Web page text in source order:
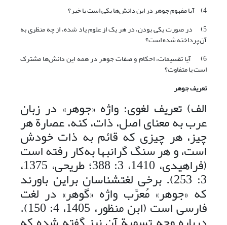
4) آیا مفهوم جوهر در این دانش‌ها یکی است یا خیر؟
5) در صورت یکی بودن، در هر یک از علوم یاد شده، از چه منظری به
آن پرداخته شده است؟
6) آیا تقسیمات، احکام و صفات جوهر در همه این دانش‌ها مشترک
است یا متفاوت؟
تعریف جوهر
الف) تعریف لغوی: واژه «جوهر» در زبان
عرب به معنای اصل، ذات، کنه، عصارة هر
چیز، هر چیزی که قائم به ذات خودش
است، و هر سنگ گران‏بها به‌کار رفته است
(فراهیدى، 1410، ‏3: 388؛ طریحى، ‏1375،
‏3: 253). برخی لغت‏شناسان براین باورند
که «جوهر» مُعرَّب واژه «گوهر» در لغت
فارسی است (ابن منظور، 1405، ‏4: 150).